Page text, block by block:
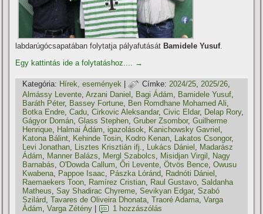
labdarúgócsapatában folytatja pályafutásátBamidele Yusuf.
Egy kattintás ide a folytatáshoz....
→
Kategória: Hí­rek, események | Címke: 2024/25,2025/26,
Almássy Levente ,Arzani Daniel Bagi Ádám Bamidele Yusuf
Baráth Péter, Bassey Fortune Ben Romdhane Mohamed Ali
Botka Endre ,Cadu ,Cirkovic Aleksandar,Civic Eldar, Delap Rory,
Gágyor Domán ,Glass Stephen ,Gruber Zsombor,Guilherme
Henrique Halmai Ádám ,igazolások Kanichowsky Gavriel
Katona Bálint Kehinde Tosin Kodro Kenan Lakatos Csongor,
Levi Jonathan Lisztes Krisztián ifj. Lukács Dániel
Madarász
Ádám
Manner Balázs Mergl Szabolcs Misidjan Virgil
Nagy
Barnabás ,O'Dowda Callum ,Őri Levente ,Ötvös Bence ,Owusu
Kwabena Pappoe Isaac Pászka Lóránd Radnóti Dániel
Raemaekers Toon Ramí­rez Cristian Raul Gustavo ,Saldanha
Matheus ,Say Shadirac Chyreme ,Sevikyan Edgar,Szabó
Szilárd ,Tavares de Oliveira Dhonata ,Traoré Adama ,Varga
Ádám,Varga Zétény 1 hozzászólás